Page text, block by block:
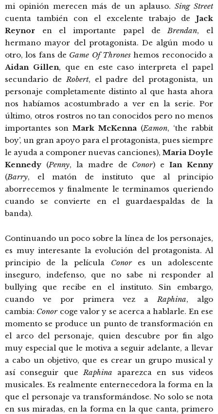
mi opinión merecen más de un aplauso. Sing Street
cuenta también con el excelente trabajo de Jack
Reynor en el importante papel deBrendan, el
hermano mayor del protagonista. De algún modo u
otro, los fans de Game Of Thrones hemos reconocido a
Aidan Gillen, que en este caso interpreta el papel
secundario deRobert, el padre del protagonista, un
personaje completamente distinto al que hasta ahora
nos habíamos acostumbrado a ver en la serie. Por
último, otros rostros no tan conocidos pero no menos
importantes son Mark McKenna (Eamon, ‘the rabbit
boy’, un gran apoyo para el protagonista, pues siempre
le ayuda a componer nuevas canciones), Maria Doyle
Kennedy (Penny, la madre de Conor) eIan Kenny
(Barry, el matón de instituto que al principio
aborrecemos y finalmente le terminamos queriendo
cuando se convierte en el guardaespaldas de la
banda).
Continuando un poco sobre la línea de los personajes,
es muy interesante la evolución del protagonista. Al
principio de la película Conores un adolescente
inseguro, indefenso, que no sabe ni responder al
bullying que recibe en el instituto. Sin embargo,
cuando ve por primera vez aRaphina, algo
cambia: Conorcoge valor y se acerca a hablarle. En ese
momento se produce un punto de transformación en
el arco del personaje, quien descubre por fin algo
muy especial que le motiva a seguir adelante, a llevar
a cabo un objetivo, que es crear un grupo musical y
así conseguir queRaphina aparezca en sus videos
musicales. Es realmente enternecedora la forma en la
que el personaje va transformándose. No solo se nota
en sus miradas, en la forma en la que canta, primero